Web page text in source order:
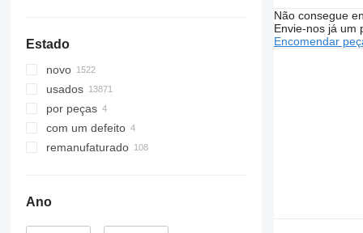
Estado
novo
usados
por peças
com um defeito
remanufaturado
Ano
Não consegue
Envie-nos já um
Encomendar